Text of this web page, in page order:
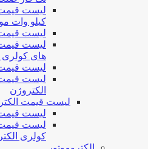
کیلو وات
لیست قیمت
لیست قیمت
های کولری
لیست قیمت
لیست
الکتروژن
لیست قیمت
لیست قیمت
لیست قیمت
کولری